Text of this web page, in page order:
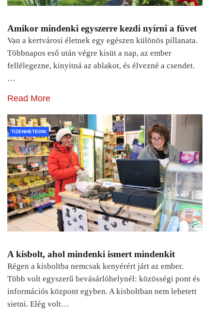
Amikor mindenki egyszerre kezdi nyírni a füvet
Van a kertvárosi életnek egy egészen különös pillanata.
Többnapos eső után végre kisüt a nap, az ember
fellélegezne, kinyitná az ablakot, és élvezné a csendet.
…
Read More
TIZENHETEDIK
A kisbolt, ahol mindenki ismert mindenkit
Régen a kisboltba nemcsak kenyérért járt az ember.
Több volt egyszerű bevásárlóhelynél: közösségi pont és
információs központ egyben. A kisboltban nem lehetett
sietni. Elég volt…